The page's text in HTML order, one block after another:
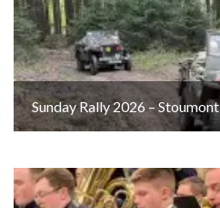
Sunday Rally 2026 – Stoumont